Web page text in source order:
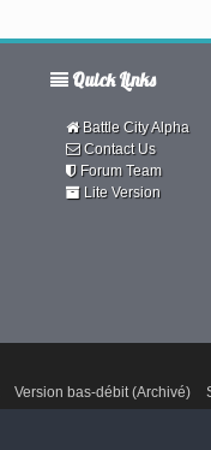
Quick Links
Battle City Alpha
Contact Us
Forum Team
Lite Version
Version bas-débit (Archivé)